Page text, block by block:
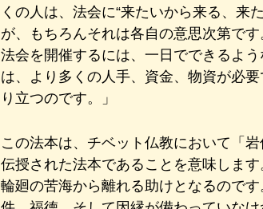
くの人は、法会に“来たいから来る、来
が、もちろんそれは各自の意思次第で
法会を開催するには、一日でできるよ
は、より多くの人手、資金、物資が必
り立つのです。」
この法本は、チベット仏教において「
伝授された法本であることを意味しま
輪廻の苦海から離れる助けとなるので